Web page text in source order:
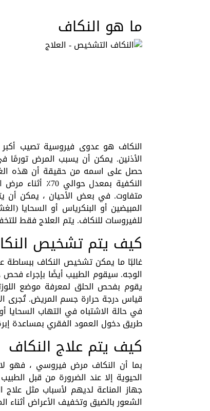
ما هو النكاف
النكاف هو عدوى فيروسية تصيب أكبر
الأذنين. يمكن أن يسبب المرض تورمًا
حصل على اسمه من حقيقة أن هذه
النكفية بمعدل
متفاوت. في بعض الأحيان ، يمكن أن
المبيضين أو البنكرياس أو السحايا
للفيروسات للنكاف. يتم العلاج فقط
كيف يتم تشخيص
غالبًا ما يمكن تشخيص النكاف
الوجه. سيقوم الطبيب أيضًا بإجراء
يقوم بفحص الحلق لمعرفة موضع
قياس درجة حرارة جسم المريض. تُجرى
في حالة الاشتباه في التهاب السحايا
طريق دخول العمود الفقري بمساعدة
كيف يتم علاج النكاف
بما أن النكاف مرض فيروسي ، فهو
الحيوية إلا عند الضرورة من قبل
جهاز المناعة لديهم لأسباب مثل علاج
الشعور بالضيق وتخفيف الأعراض